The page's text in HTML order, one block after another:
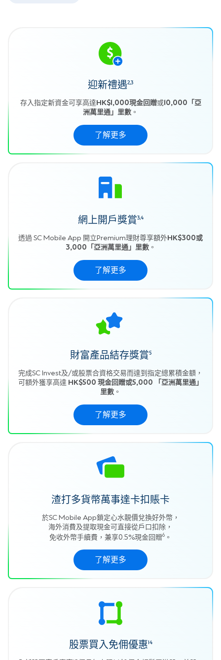
迎新禮遇2,3
存入指定新資金可享高達HK$1,000現金回贈或10,000「亞
洲萬里通」里數 。
了解更多
網上開戶獎賞3,4
透過 SC Mobile App 開立Premium理財尊享額外HK$300或
3,000「亞洲萬里通」里數。
了解更多
財富產品結存獎賞5
完成SC Invest及/或股票合資格交易而達到指定總累積金額，
可額外獲享高達 HK$500 現金回贈或5,000 「亞洲萬里通」
里數 。
了解更多
渣打多貨幣萬事達卡扣賬卡
於SC Mobile App鎖定心水靚價兌換好外幣，
海外消費及提取現金可直接從戶口扣除，
免收外幣手續費，兼享0.5%現金回贈6 。
了解更多
股票買入免佣優惠14